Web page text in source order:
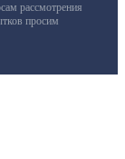
рассмотрения
просим